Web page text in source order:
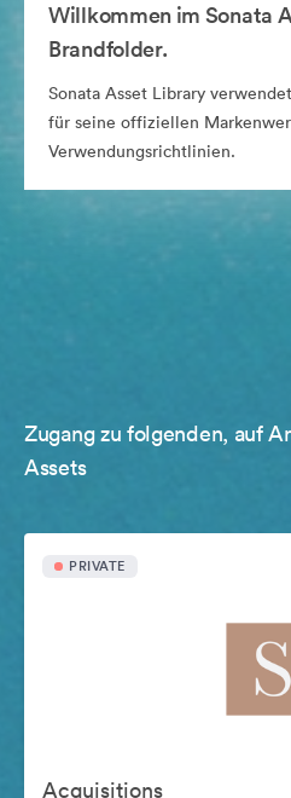
Willkommen im Sonata
Brandfolder.
Sonata Asset Library
für seine offiziellen
Verwendungsrichtlinien.
Zugang zu folgenden, auf
Assets
PRIVATE
Acquisitions